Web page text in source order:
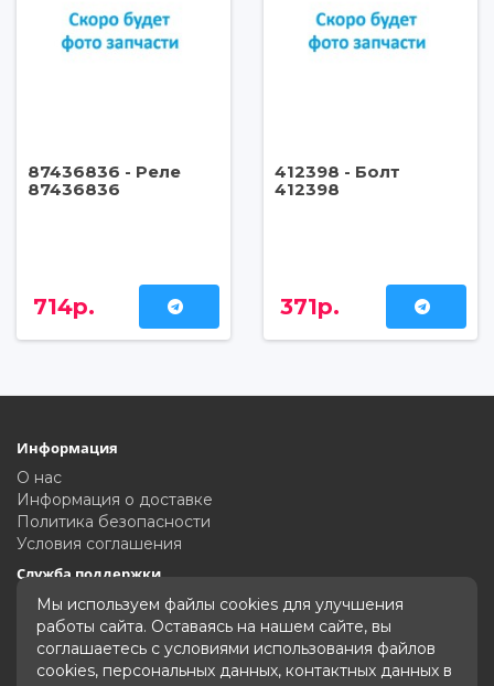
87436836 - Реле
87436836
714р.
412398 - Болт
412398
371р.
Информация
О нас
Информация о доставке
Политика безопасности
Условия соглашения
Служба поддержки
Связаться с нами
Карта сайта
Дополнительно
Мы используем файлы cookies для улучшения
работы сайта. Оставаясь на нашем сайте, вы
соглашаетесь с условиями использования файлов
cookies, персональных данных, контактных данных в